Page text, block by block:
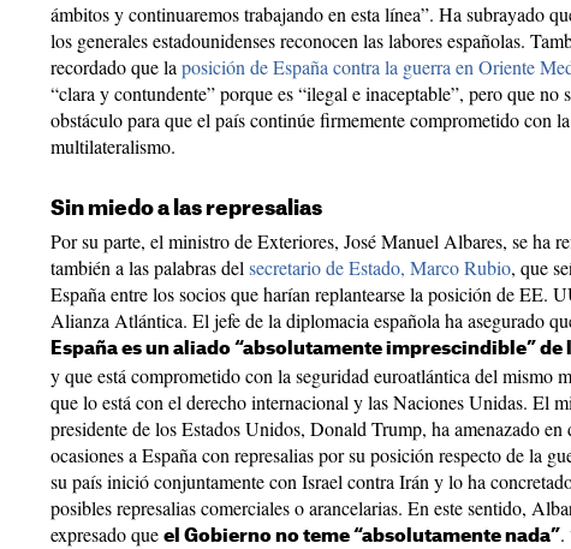
ámbitos y continuaremos trabajando en esta línea”. Ha subrayado
los generales estadounidenses reconocen las labores españolas.
recordado que la posición de España contra la guerra en Oriente
“clara y contundente” porque es “ilegal e inaceptable”, pero que no
obstáculo para que el país continúe firmemente comprometido con
multilateralismo.
Sin miedo a las represalias
Por su parte, el ministro de Exteriores, José Manuel Albares, se ha
también a las palabras del secretario de Estado, Marco Rubio, que
España entre los socios que harían replantearse la posición de EE.
Alianza Atlántica. El jefe de la diplomacia española ha asegurado
España es un aliado “absolutamente imprescindible” de
y que está comprometido con la seguridad euroatlántica del mismo
que lo está con el derecho internacional y las Naciones Unidas. El
presidente de los Estados Unidos, Donald Trump, ha amenazado en
ocasiones a España con represalias por su posición respecto de la
su país inició conjuntamente con Israel contra Irán y lo ha
posibles represalias comerciales o arancelarias. En este sentido,
expresado que el Gobierno no teme “absolutamente nada”.